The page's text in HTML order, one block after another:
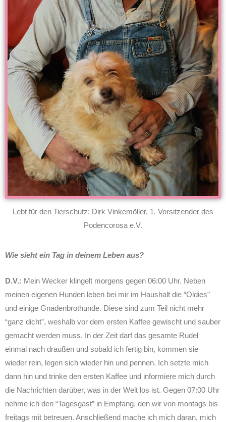
Lebt für den Tierschutz: Dirk Vinkemöller, 1. Vorsitzender des
Podencorosa e.V.
Wie sieht ein Tag in deinem Leben aus?
D.V.: Mein Wecker klingelt morgens gegen 06:00 Uhr. Neben
meinen eigenen Hunden leben bei mir im Haushalt die “Oldies”
und einige Gnadenbrothunde. Diese sind zum Teil nicht mehr
“ganz dicht”, weshalb vor dem ersten Kaffee gewischt und sauber
gemacht werden muss. In der Zeit darf das gesamte Rudel
einmal nach draußen und sobald ich fertig bin, kommen sie
wieder rein, legen sich wieder hin und pennen. Ich setzte mich
dann hin und trinke den ersten Kaffee und informiere mich durch
die Nachrichten darüber, was in der Welt los ist. Gegen 07:00 Uhr
nehme ich den “Tagesgast” in Empfang, den wir von montags bis
freitags mit betreuen. Anschließend mache ich mich daran, mich